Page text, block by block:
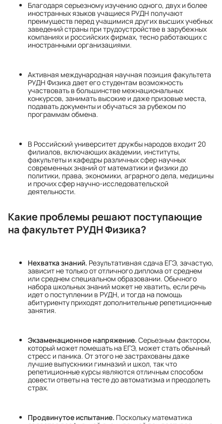
Благодаря серьезному изучению одного, двух и более
иностранных языков учащиеся РУДН получают
преимуществ перед учащимися других высших учебных
заведений страны при трудоустройстве в зарубежных
компаниях и российских фирмах, тесно работающих с
иностранными организациями.
Активная международная научная позиция факультета
РУДН Физика дает его студентам возможность
участвовать в большинстве межнациональных
конкурсов, занимать высокие и даже призовые места,
подавать документы и обучаться за рубежом по
программам обмена.
В Российский университет дружбы народов входит 20
филиалов, включающих академии, институты,
факультеты и кафедры различных сфер научных
современных знаний от математики и физики до
политики, права, экономики, аграрного дела, медицины
и прочих сфер научно-исследовательской
деятельности.
Какие проблемы решают поступающие
на факультет РУДН Физика?
Нехватка знаний. Результативная сдача ЕГЭ, зачастую,
зависит не только от отличного диплома от среднем
или среднем специальном образовании. Обычного
набора школьных знаний может не хватить, если речь
идет о поступлении в РУДН, и тогда на помощь
абитуриенту приходят дополнительные репетиционные
занятия.
Экзаменационное напряжение. Серьезным фактором,
который может помешать на ЕГЭ, может стать обычный
стресс и паника. От этого не застрахованы даже
лучшие выпускники гимназий и школ, так что
репетиционные курсы являются отличным способом
довести ответы на тесте до автоматизма и преодолеть
страх.
Продвинутое испытание. Поскольку математика